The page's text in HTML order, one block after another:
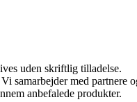
uden skriftlig tilladelse.
samarbejder med partnere
anbefalede produkter.